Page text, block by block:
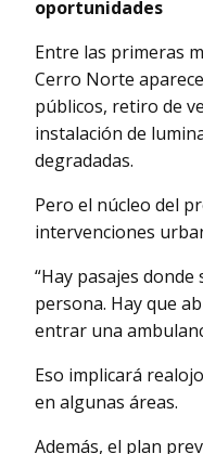
oportunidades
Entre las primeras
Cerro Norte
públicos, retiro de
instalación de
degradadas.
Pero el núcleo del
intervenciones
“Hay pasajes
persona. Hay que
entrar una
Eso implicará
en algunas áreas.
Además, el plan